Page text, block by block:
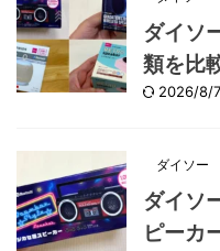
ダイソ
類を比
2026/8/7
ダイソー
ダイソ
ピーカ